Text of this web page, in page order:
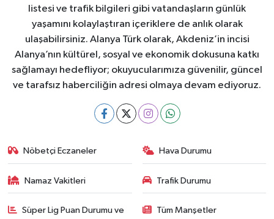
listesi ve trafik bilgileri gibi vatandaşların günlük
yaşamını kolaylaştıran içeriklere de anlık olarak
ulaşabilirsiniz. Alanya Türk olarak, Akdeniz’in incisi
Alanya’nın kültürel, sosyal ve ekonomik dokusuna katkı
sağlamayı hedefliyor; okuyucularımıza güvenilir, güncel
ve tarafsız haberciliğin adresi olmaya devam ediyoruz.
Nöbetçi Eczaneler Hava Durumu
Namaz Vakitleri Trafik Durumu
Süper Lig Puan Durumu ve
Tüm Manşetler